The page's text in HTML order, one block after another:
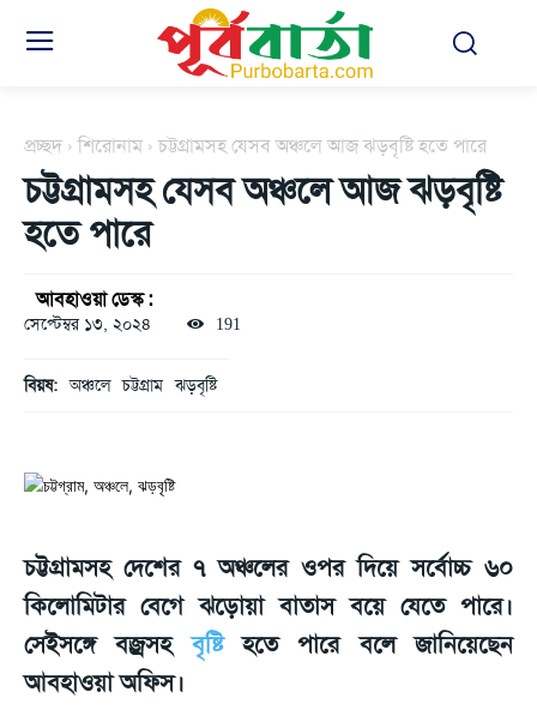
প্রচ্ছদ শিরোনাম চট্টগ্রামসহ যেসব অঞ্চলে আজ ঝড়বৃষ্টি হতে পারে
চট্টগ্রামসহ যেসব অঞ্চলে আজ ঝড়বৃষ্টি
হতে পারে
আবহাওয়া ডেস্ক :
সেপ্টেম্বর ১৩, ২০২৪ 191
বিয়ষ: অঞ্চলে চট্টগ্রাম ঝড়বৃষ্টি
চট্টগ্রামসহ দেশের ৭ অঞ্চলের ওপর দিয়ে সর্বোচ্চ ৬০
কিলোমিটার বেগে ঝড়োয়া বাতাস বয়ে যেতে পারে।
সেইসঙ্গে বজ্রসহবৃষ্টিহতে পারে বলে জানিয়েছেন
আবহাওয়া অফিস।